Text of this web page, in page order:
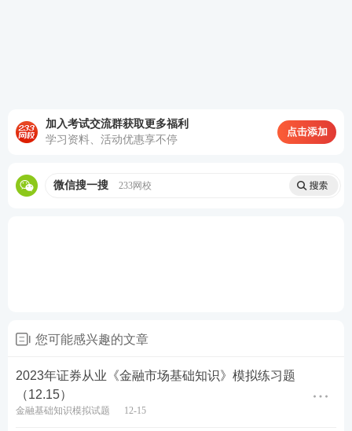
试题等资料，添加证券学霸君微信号【
sun233wx】邀
您加入证券学习交流微信群，与大家一起备考学习！
也可直接扫描下面相应二维码入群或领取
题库会员、干货笔记等精品资料。
扫码加入【证券考试】微
加入考试交流群获取更多福利
学习资料、活动优惠享不停
点击添加
微信搜一搜 233网校
您可能感兴趣的文章
2023年证券从业《金融市场基础知识》模拟练习题
（12.15）
金融基础知识模拟试题 12-15